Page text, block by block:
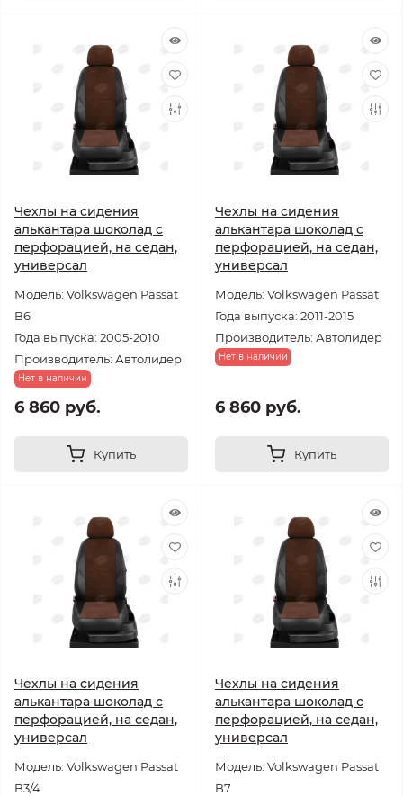
Чехлы на сидения
алькантара шоколад с
перфорацией, на седан,
универсал
Модель: Volkswagen Passat
B6
Года выпуска: 2005-2010
Производитель: Автолидер
Нет в наличии
6 860 руб.
Купить
Чехлы на сидения
алькантара шоколад с
перфорацией, на седан,
универсал
Модель: Volkswagen Passat
Года выпуска: 2011-2015
Производитель: Автолидер
Нет в наличии
6 860 руб.
Купить
Чехлы на сидения
алькантара шоколад с
перфорацией, на седан,
универсал
Модель: Volkswagen Passat
B3/4
Чехлы на сидения
алькантара шоколад с
перфорацией, на седан,
универсал
Модель: Volkswagen Passat
B7